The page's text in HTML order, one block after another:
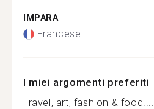
IMPARA
Francese
I miei argomenti preferiti
Travel, art, fashion & food....